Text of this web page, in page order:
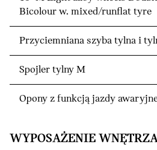
Bicolour w. mixed/runflat tyre
Przyciemniana szyba tylna i
Spojler tylny M
Opony z funkcją jazdy
WYPOSAŻENIE